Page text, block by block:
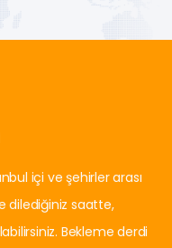
içi ve şehirler arası
dilediğiniz saatte,
Bekleme derdi